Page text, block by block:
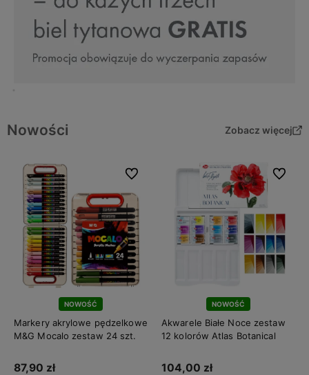
Nowości Zobacz więcej
NOWOŚĆ
Markery akrylowe pędzelkowe
M&G Mocalo zestaw 24 szt.
87,90 zł
Do ulubionych
NOWOŚĆ
Akwarele Białe Noce zestaw
12 kolorów Atlas Botanical
104,00 zł
Do